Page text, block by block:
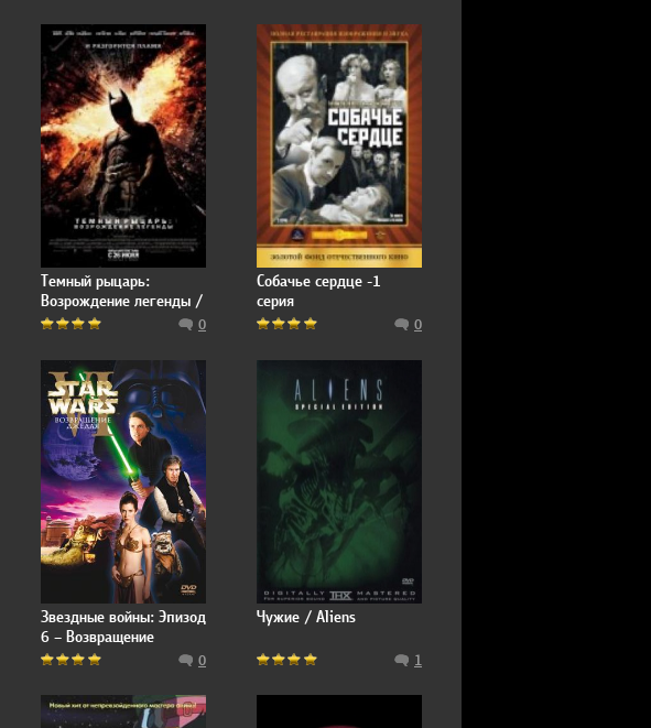
Темный рыцарь:
Возрождение легенды /
The Dark Knight Rises
0
Собачье сердце -1
серия
0
Звездные войны: Эпизод
6 – Возвращение
Джедая / Star Wars:
the Jedi
0
Чужие / Aliens
1